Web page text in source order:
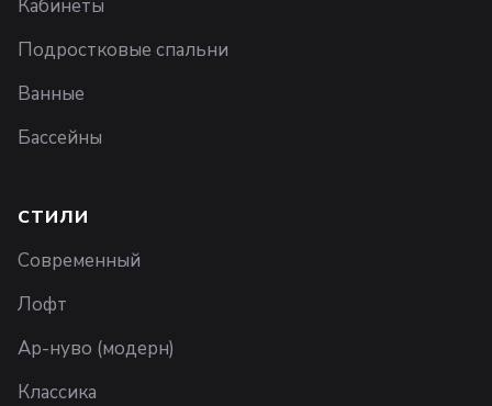
Кабинеты
Подростковые спальни
Ванные
Бассейны
СТИЛИ
Современный
Лофт
Ар-нуво (модерн)
Классика